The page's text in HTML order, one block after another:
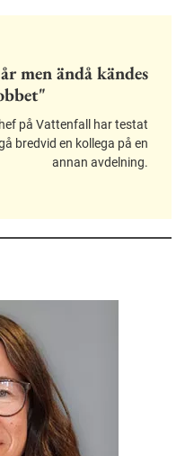
men ändå kändes
på Vattenfall har testat
bredvid en kollega på en
annan avdelning.